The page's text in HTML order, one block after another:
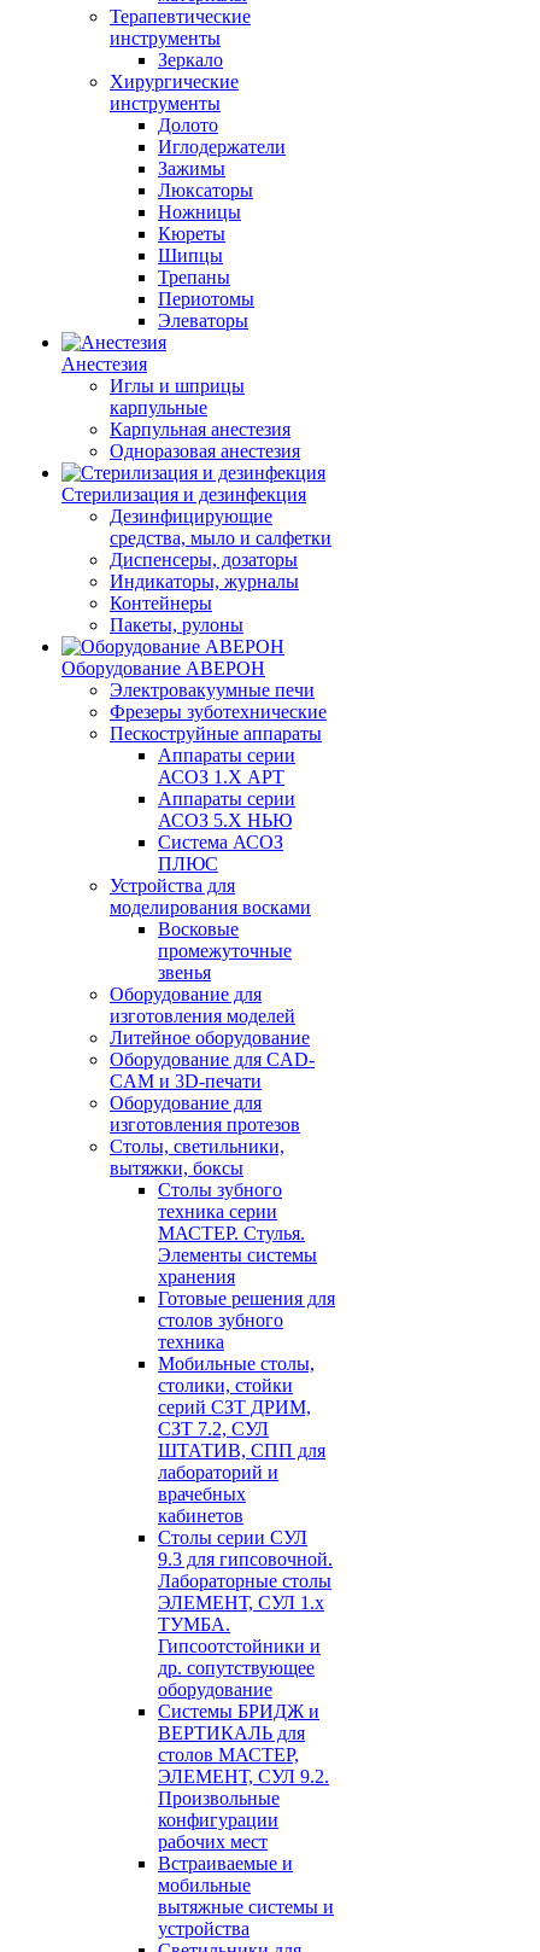
Терапевтические
инструменты
Зеркало
Хирургические
инструменты
Долото
Иглодержатели
Зажимы
Люксаторы
Ножницы
Кюреты
Шипцы
Трепаны
Периотомы
Элеваторы
Анестезия
Иглы и шприцы
карпульные
Карпульная анестезия
Одноразовая анестезия
Стерилизация и дезинфекция
Дезинфицирующие
средства, мыло и салфетки
Диспенсеры, дозаторы
Индикаторы, журналы
Контейнеры
Пакеты, рулоны
Оборудование АВЕРОН
Электровакуумные печи
Фрезеры зуботехнические
Пескоструйные аппараты
Аппараты серии
АСОЗ 1.Х АРТ
Аппараты серии
АСОЗ 5.Х НЬЮ
Система АСОЗ
ПЛЮС
Устройства для
моделирования восками
Восковые
промежуточные
звенья
Оборудование для
изготовления моделей
Литейное оборудование
Оборудование для CAD-
CAM и 3D-печати
Оборудование для
изготовления протезов
Cтолы, светильники,
вытяжки, боксы
Столы зубного
техника серии
МАСТЕР. Стулья.
Элементы системы
хранения
Готовые решения для
столов зубного
техника
Мобильные столы,
столики, стойки
серий СЗТ ДРИМ,
СЗТ 7.2, СУЛ
ШТАТИВ, СПП для
лабораторий и
врачебных
кабинетов
Столы серии СУЛ
9.3 для гипсовочной.
Лабораторные столы
ЭЛЕМЕНТ, СУЛ 1.х
ТУМБА.
Гипсоотстойники и
др. сопутствующее
оборудование
Системы БРИДЖ и
ВЕРТИКАЛЬ для
столов МАСТЕР,
ЭЛЕМЕНТ, СУЛ 9.2.
Произвольные
конфигурации
рабочих мест
Встраиваемые и
мобильные
вытяжные системы и
устройства